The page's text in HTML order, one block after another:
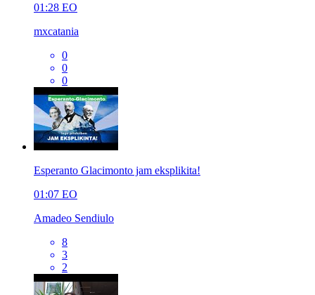
01:28 EO
mxcatania
0
0
0
Esperanto Glacimonto jam eksplikita!
01:07 EO
Amadeo Sendiulo
8
3
2